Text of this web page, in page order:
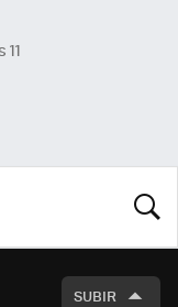
SUBIR